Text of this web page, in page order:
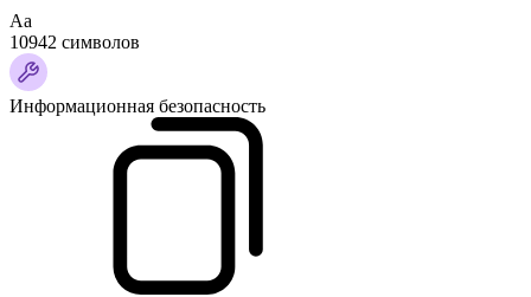
Аа
10942 символов
Информационная безопасность